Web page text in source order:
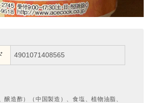
4901071408565
醸造酢）（中国製造）、食塩、植物油脂、